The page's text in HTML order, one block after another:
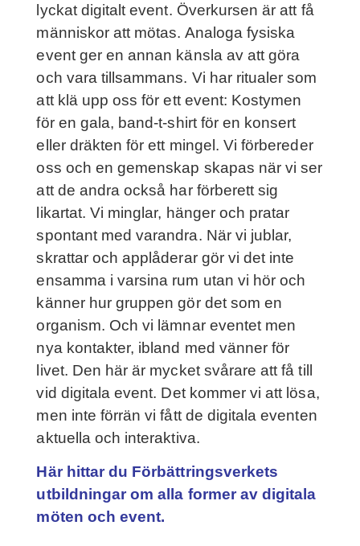
lyckat digitalt event. Överkursen är att få
människor att mötas. Analoga fysiska
event ger en annan känsla av att göra
och vara tillsammans. Vi har ritualer som
att klä upp oss för ett event: Kostymen
för en gala, band-t-shirt för en konsert
eller dräkten för ett mingel. Vi förbereder
oss och en gemenskap skapas när vi ser
att de andra också har förberett sig
likartat. Vi minglar, hänger och pratar
spontant med varandra. När vi jublar,
skrattar och applåderar gör vi det inte
ensamma i varsina rum utan vi hör och
känner hur gruppen gör det som en
organism. Och vi lämnar eventet men
nya kontakter, ibland med vänner för
livet. Den här är mycket svårare att få till
vid digitala event. Det kommer vi att lösa,
men inte förrän vi fått de digitala eventen
aktuella och interaktiva.
Här hittar du Förbättringsverkets
utbildningar om alla former av digitala
möten och event.